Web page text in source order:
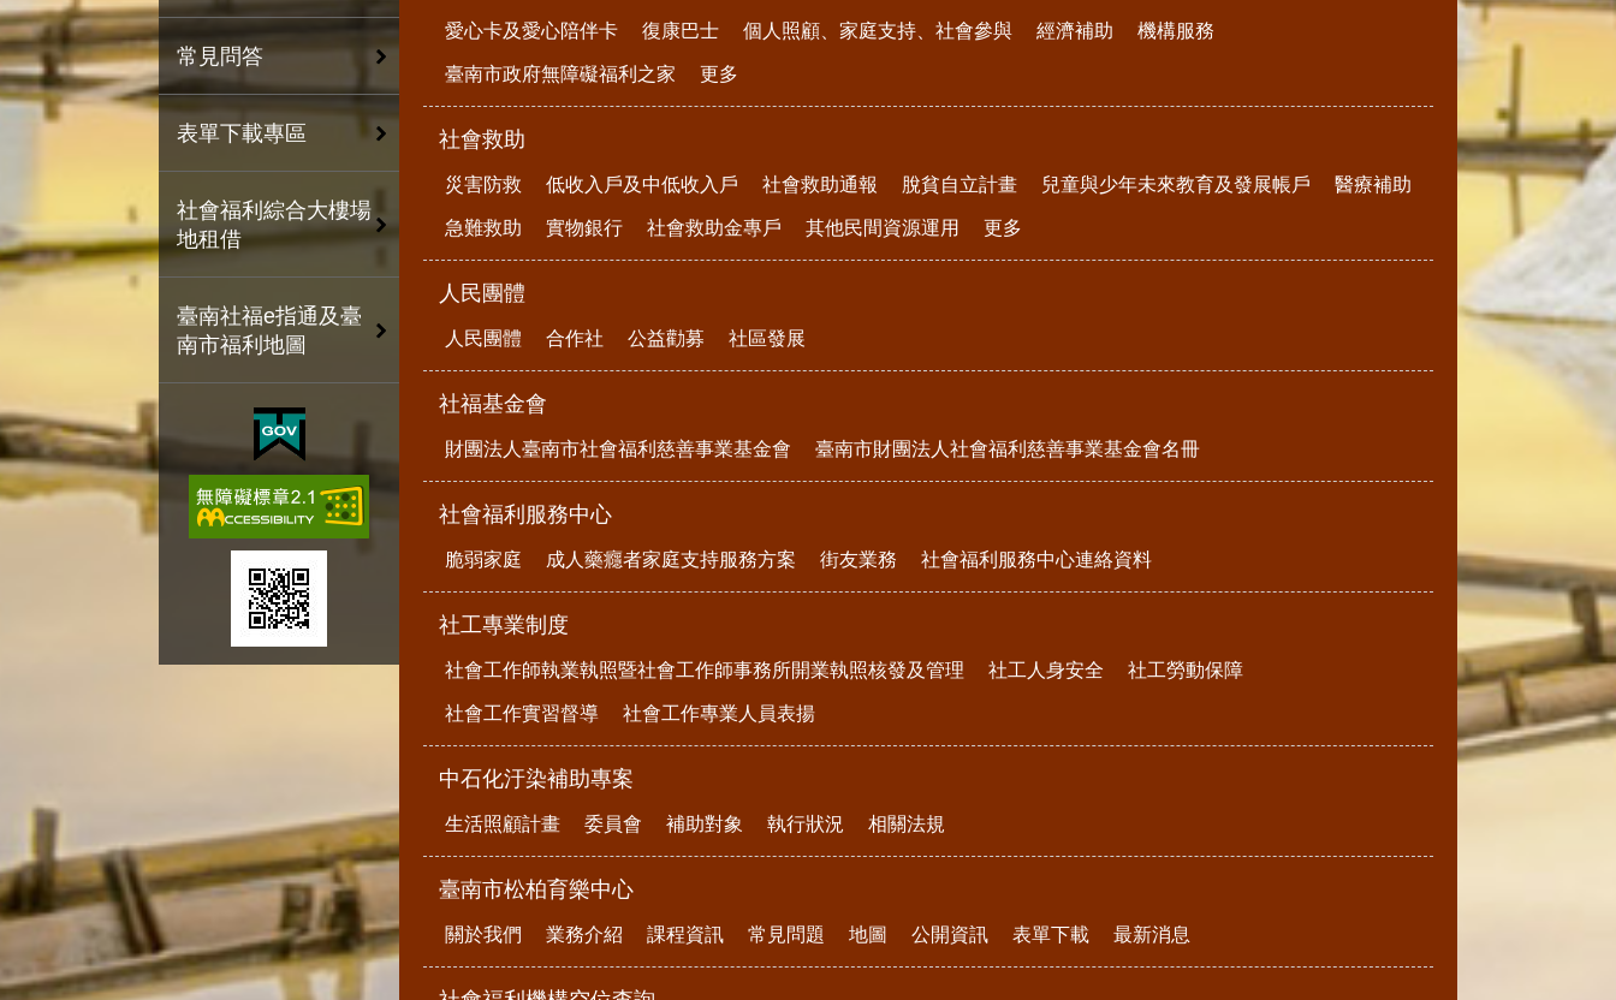
常見問答
表單下載專區
社會福利綜合大樓場
地租借
臺南社福e指通及臺
南市福利地圖
愛心卡及愛心陪伴卡 復康巴士 個人照顧、家庭支持、社會參與 經濟補助 機構服務
臺南市政府無障礙福利之家 更多
社會救助
災害防救 低收入戶及中低收入戶 社會救助通報 脫貧自立計畫 兒童與少年未來教育及發展帳戶 醫療補助
急難救助 實物銀行 社會救助金專戶 其他民間資源運用 更多
人民團體
人民團體 合作社 公益勸募 社區發展
社福基金會
財團法人臺南市社會福利慈善事業基金會 臺南市財團法人社會福利慈善事業基金會名冊
社會福利服務中心
脆弱家庭 成人藥癮者家庭支持服務方案 街友業務 社會福利服務中心連絡資料
社工專業制度
社會工作師執業執照暨社會工作師事務所開業執照核發及管理 社工人身安全 社工勞動保障
社會工作實習督導 社會工作專業人員表揚
中石化汙染補助專案
生活照顧計畫 委員會 補助對象 執行狀況 相關法規
臺南市松柏育樂中心
關於我們 業務介紹 課程資訊 常見問題 地圖 公開資訊 表單下載 最新消息